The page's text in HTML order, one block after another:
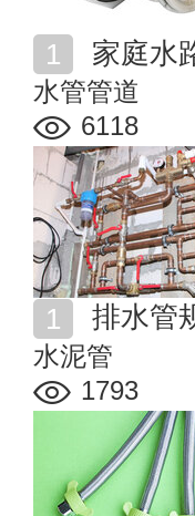
家庭水
水管管道
6118
排水管
水泥管
1793